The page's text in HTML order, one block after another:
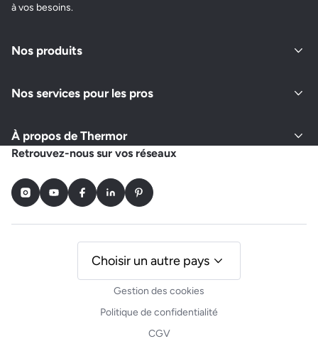
45210 LA SELLE SUR LE BIED
Fermé actuellement
Demander un devis
ADS AUBERT ET FILS
62 RUE DU FAUBOURG SAINT VINCENT
Fermé actuellement
PLOMBERIE SERVICES - ENERGIES NOUVELLES
5 SQUARE DE NORMANDIE
à vos besoins.
Nos produits
Nos services pour les pros
À propos de Thermor
Retrouvez-nous sur vos réseaux
InstagramYoutubeFacebookLinkedInPinterest
Gestion des cookies
Politique de confidentialité
CGV
Choisir un autre pays